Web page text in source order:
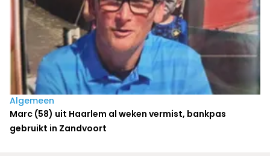
Algemeen
Marc (58) uit Haarlem al weken vermist, bankpas
gebruikt in Zandvoort